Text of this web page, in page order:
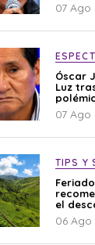
07 Ago
Óscar
Luz
07 Ago
TIPS Y
el
06 Ago